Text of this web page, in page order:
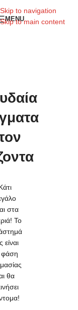
Skip to navigation
Skip to main content
MENU
στα
Το
είναι
φάση
θα